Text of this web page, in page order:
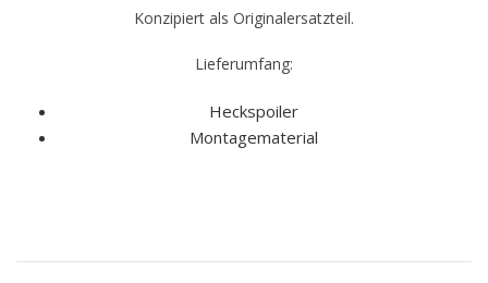
Konzipiert als Originalersatzteil.
Lieferumfang:
Heckspoiler
Montagematerial